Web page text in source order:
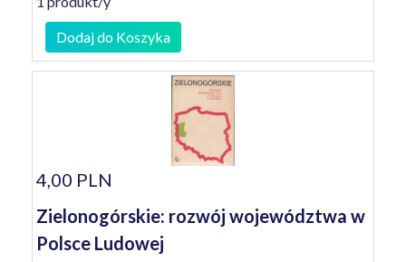
Dodaj do Koszyka
4,00 PLN
Zielonogórskie: rozwój województwa w
Polsce Ludowej